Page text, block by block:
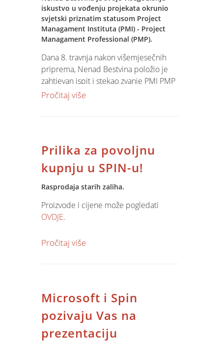
Deana Vitnera: Extended Events SQL
2008.
iskustvo u vođenju projekata okrunio
svjetski priznatim statusom Project
Managament Instituta (PMI) - Project
Managament Professional (PMP).
Dana 8. travnja nakon višemjesečnih
priprema, Nenad Bestvina položio je
zahtjevan ispit i stekao zvanje PMI PMP
i tako postao jedan od 47 PMP-a u
Pročitaj više
Prilika za povoljnu
kupnju u SPIN-u!
Rasprodaja starih zaliha.
Proizvode i cijene može pogledati
OVDJE.
Za sve dodatne informacije obratite se
Pročitaj više
Microsoft i Spin
pozivaju Vas na
prezentaciju